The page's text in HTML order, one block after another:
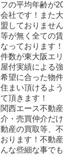
フの平均年齢が
会社です！また
盟しておりませ
等が無く全ての
なっております
件数が東大阪エ
屋付実績による
希望に合った物
住まい頂けるよ
て頂きます！
関西エース不動
介・売買仲介だ
動産の買取等、
おります！不動
んな些細な事で